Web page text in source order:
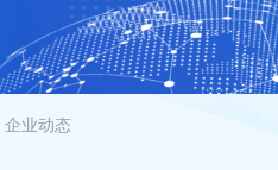
企业动态